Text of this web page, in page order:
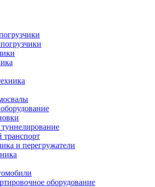
транспорт
и перегружатели
оборудование